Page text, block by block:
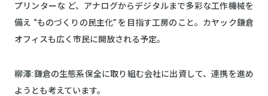
プリンターな ど、アナログからデジタルまで多彩な工作機械を
備え “ものづくりの民主化” を目指す工房のこと。カヤック鎌倉
オフィスも広く市民に開放される予定。
柳澤:鎌倉の生態系保全に取り組む会社に出資して、連携を進め
ようとも考えています。